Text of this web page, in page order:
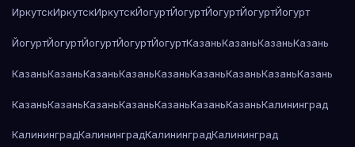
ИркутскИркутскИркутскЙогуртЙогуртЙогуртЙогуртЙогурт
ЙогуртЙогуртЙогуртЙогуртЙогуртКазаньКазаньКазаньКазань
КазаньКазаньКазаньКазаньКазаньКазаньКазаньКазаньКазань
КазаньКазаньКазаньКазаньКазаньКазаньКазаньКалининград
КалининградКалининградКалининградКалининград